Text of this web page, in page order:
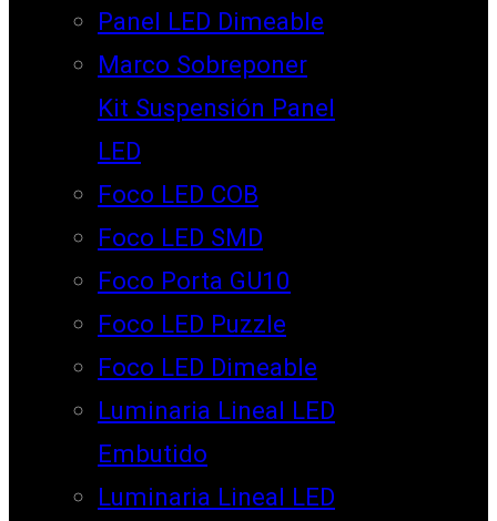
Panel LED Dimeable
Marco Sobreponer
Kit Suspensión Panel
LED
Foco LED COB
Foco LED SMD
Foco Porta GU10
Foco LED Puzzle
Foco LED Dimeable
Luminaria Lineal LED
Embutido
Luminaria Lineal LED